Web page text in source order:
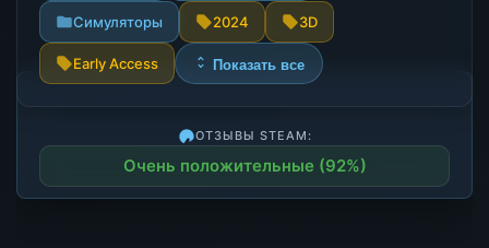
Симуляторы 2024 3D
Early Access Показать все
ОТЗЫВЫ STEAM:
Очень положительные (92%)